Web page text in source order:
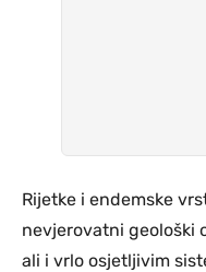
Rijetke i endemske
nevjerovatni geološki
ali i vrlo osjetljivim